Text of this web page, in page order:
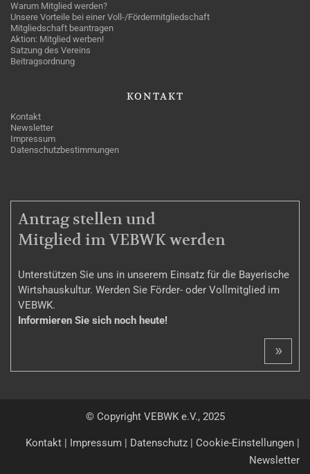
Warum Mitglied werden?
Unsere Vorteile bei einer Voll-/Fördermitgliedschaft
Mitgliedschaft beantragen
Aktion: Mitglied werben!
Satzung des Vereins
Beitragsordnung
KONTAKT
Kontakt
Newsletter
Impressum
Datenschutzbestimmungen
MITGLIEDSCHAFT
Antrag stellen und
Mitglied im VEBWK werden
Unterstützen Sie uns in unserem Einsatz für die Bayerische
Wirtshauskultur. Werden Sie Förder- oder Vollmitglied im
VEBWK.
Informieren Sie sich noch heute!
»
© Copyright VEBWK e.V., 2025
Kontakt | Impressum | Datenschutz | Cookie-Einstellungen |
Newsletter